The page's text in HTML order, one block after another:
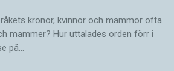
kronor, kvinnor och mammor ofta
mammer? Hur uttalades orden förr i
på…